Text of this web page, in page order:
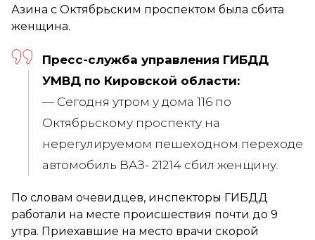
Азина с Октябрьским проспектом была сбита
женщина.
Пресс-служба управления ГИБДД
УМВД по Кировской области:
— Сегодня утром у дома 116 по
Октябрьскому проспекту на
нерегулируемом пешеходном переходе
автомобиль ВАЗ- 21214 сбил женщину.
По словам очевидцев, инспекторы ГИБДД
работали на месте происшествия почти до 9
утра. Приехавшие на место врачи скорой